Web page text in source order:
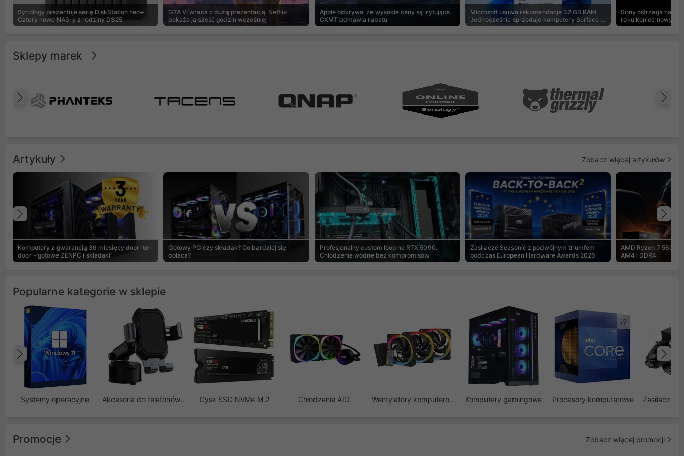
Synology prezentuje serię DiskStation neo+.
Cztery nowe NAS-y z rodziny DS25
GTA VI wraca z dużą prezentacją. Netflix
pokaże ją sześć godzin wcześniej
Apple odkrywa, że wysokie ceny są irytujące.
CXMT odmawia rabatu
Microsoft usuwa rekomendacje 32 GB RAM.
Jednocześnie sprzedaje komputery Surface z
8 GB
Sony ostrzega na
roku koniec nowych
Sklepy marek
Poprzedni
Artykuły Zobacz więcej artykułów
Komputery z gwarancją 36 miesięcy door-to-
door - gotowe ZENPC i składaki
Gotowy PC czy składak? Co bardziej się
opłaca?
Profesjonalny custom loop na RTX 5090.
Chłodzenie wodne bez kompromisów
Zasilacze Seasonic z podwójnym triumfem
podczas European Hardware Awards 2026
AMD Ryzen 7
AM4 i DDR4
Poprzedni
Popularne kategorie w sklepie
Systemy operacyjne Akcesoria do telefonów GSM Dysk SSD NVMe M.2 Chłodzenie AIO Wentylatory komputerowe Komputery gamingowe Procesory komputerowe Zasilacze
Poprzedni
Promocje Zobacz więcej promocji